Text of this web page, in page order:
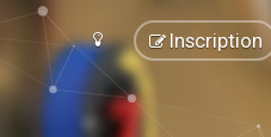
Inscription